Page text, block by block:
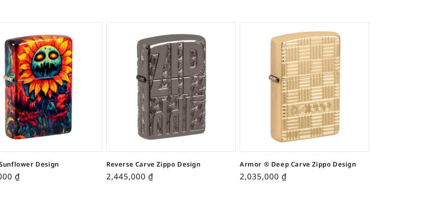
Design
₫
Reverse Carve Zippo Design
2,445,000 ₫
Armor ® Deep Carve Zippo Design
2,035,000 ₫